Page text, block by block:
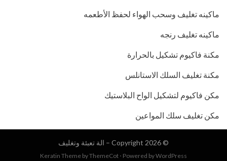
ماكينه تغليف وسحب الهواء لحفظ الأطعمه
ماكينه تغليف رنجه
مكنة فاكيوم تشكيل بالحرارة
مكنة تغليف السلك الاستانلس
مكن فاكيوم لتشكيل الواح البلاستيك
مكن تغليف سلك المواعين
© Copyright 2026 – الة تعبئة وتغليف
Keratin Theme byThemeCot ⋅ Powered byWordPress